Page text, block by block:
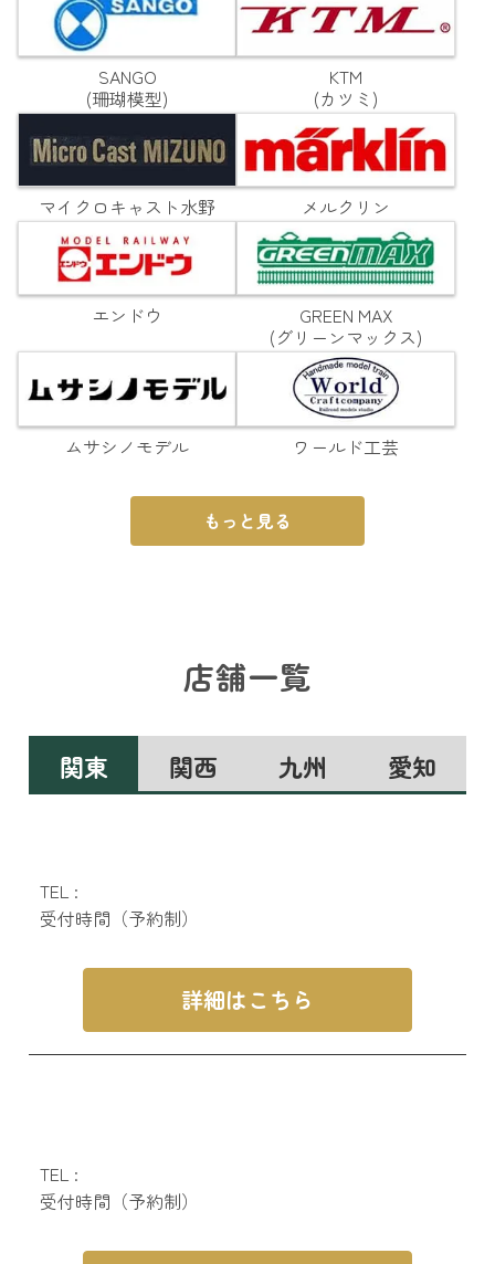
SANGO
(珊瑚模型)
KTM
(カツミ)
マイクロキャスト水野 メルクリン
エンドウ
GREEN MAX
(グリーンマックス)
ムサシノモデル ワールド工芸
もっと見る
店舗一覧
関東 関西 九州 愛知
TEL :
受付時間（予約制）
詳細はこちら
TEL :
受付時間（予約制）